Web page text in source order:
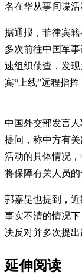
名在华从事间谍活
据通报，菲律宾籍
多次前往中国军
速组织侦查，发现
宾“上线”远程指
中国外交部发言
提问，称中方有
活动的具体情况
将保障有关人员
郭嘉昆也提到，
事实不清的情况
决反对并多次提出
延伸阅读